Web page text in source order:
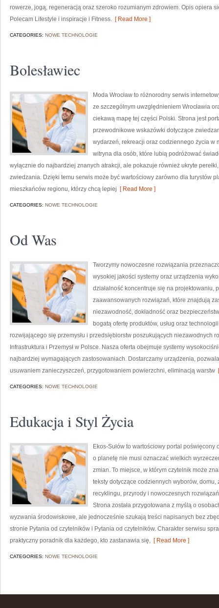
rowerze, jogą, regeneracją oraz szeroko rozumianym zdrowiem. Opis opiera
Polecam Lifestyle i inspiracje i Fitness. [ Read More ]
CATEGORIES: NOWE TECHNOLOGIE
Bolesławiec
Moda Wrocław to różnorodny serwis
ze szczególnym uwzględnieniem Wrocławia
ciekawą mapę tej części Polski. Strona jest
przewodnikowe wskazówki dotyczące
wydarzeń, rekreacji oraz codziennego życia w
witryna dla osób, które lubią podróżować
wyłącznie do najbardziej znanych atrakcji, ale pokazuje również ukryte
zwiedzania. Dzięki temu serwis może być wartościowy zarówno dla turystów
mieszkańców regionu, którzy chcą lepiej [ Read More ]
CATEGORIES: NOWE TECHNOLOGIE
Od Was
Tworzymy nowoczesne rozwiązania
wysokiej jakości systemy oraz urządzenia
działalność koncentruje się na projektowaniu,
zaawansowanych rozwiązań, które znajdują
niezawodność, dokładność oraz
bogatą ofertę produktów, usług oraz
rozwijającego się przemysłu i przedsiębiorstw poszukujących niezawodnych
Infrastruktura i Przemysł w Polsce. Nasza oferta obejmuje systemy
najbardziej wymagających zastosowaniach. Dostarczamy urządzenia,
usuwaniem zanieczyszczeń, przygotowaniem powierzchni, eliminacją warstw
CATEGORIES: NOWE TECHNOLOGIE
Edukacja i Styl Życia
Ekos-Sułów to wartościowy portal
o planetę nie musi oznaczać wielkich
zmian. To miejsce, w którym czytelnik może
teksty dotyczące codziennych wyborów,
recyklingu, przyrody i nowoczesnych
Strona została przygotowana z myślą o
wyzwania środowiskowe, ale jednocześnie szukają treści napisanych bez
stronie Pytania od czytelników i Pytania od czytelników. Charakter serwisu
praktyczny poradnik dla każdego, kto zastanawia się, [ Read More ]
CATEGORIES: NOWE TECHNOLOGIE